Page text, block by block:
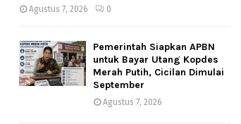
Agustus 7, 2026 0
Pemerintah Siapkan APBN
untuk Bayar Utang Kopdes
Merah Putih, Cicilan Dimulai
September
Agustus 7, 2026